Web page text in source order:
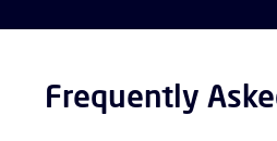
Frequently